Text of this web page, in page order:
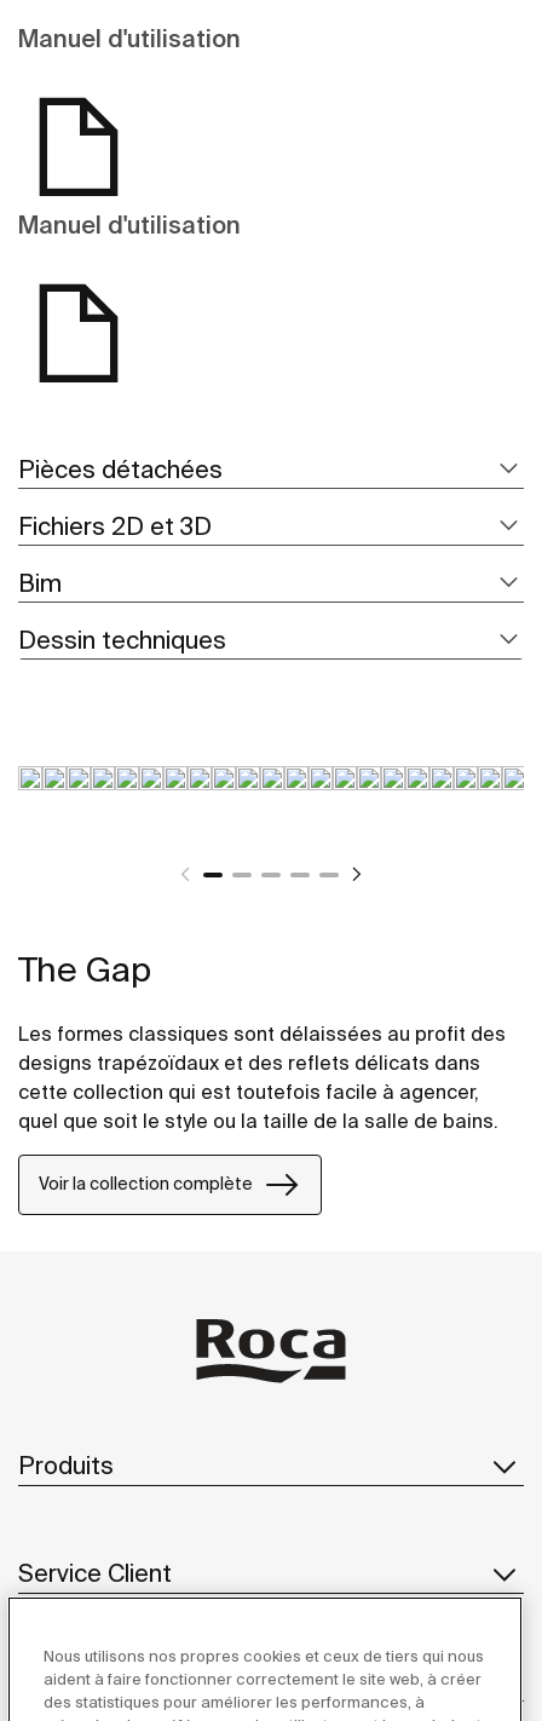
Manuel d'utilisation
Manuel d'utilisation
Pièces détachées
Fichiers 2D et 3D
Bim
Dessin techniques
The Gap
Les formes classiques sont délaissées au profit des
designs trapézoïdaux et des reflets délicats dans
cette collection qui est toutefois facile à agencer,
quel que soit le style ou la taille de la salle de bains.
Voir la collection complète
Produits
Service Client
À propos de Roca
Nous utilisons nos propres cookies et ceux de tiers qui nous
aident à faire fonctionner correctement le site web, à créer
des statistiques pour améliorer les performances, à